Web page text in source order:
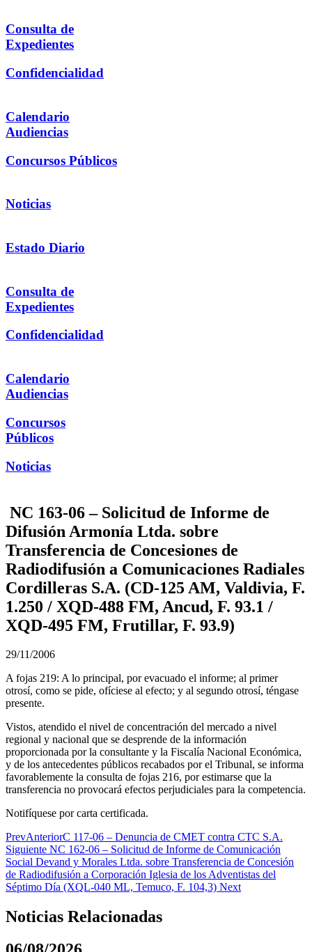
Consulta de
Expedientes
Confidencialidad
Calendario
Audiencias
Concursos Públicos
Noticias
Estado Diario
Consulta de
Expedientes
Confidencialidad
Calendario
Audiencias
Concursos
Públicos
Noticias
NC 163-06 – Solicitud de Informe de
Difusión Armonía Ltda. sobre
Transferencia de Concesiones de
Radiodifusión a Comunicaciones Radiales
Cordilleras S.A. (CD-125 AM, Valdivia, F.
1.250 / XQD-488 FM, Ancud, F. 93.1 /
XQD-495 FM, Frutillar, F. 93.9)
29/11/2006
A fojas 219: A lo principal, por evacuado el informe; al primer
otrosí, como se pide, ofíciese al efecto; y al segundo otrosí, téngase
presente.
Vistos, atendido el nivel de concentración del mercado a nivel
regional y nacional que se desprende de la información
proporcionada por la consultante y la Fiscalía Nacional Económica,
y de los antecedentes públicos recabados por el Tribunal, se informa
favorablemente la consulta de fojas 216, por estimarse que la
transferencia no provocará efectos perjudiciales para la competencia.
Notifíquese por carta certificada.
PrevAnteriorC 117-06 – Denuncia de CMET contra CTC S.A.
Siguiente NC 162-06 – Solicitud de Informe de Comunicación
Social Devand y Morales Ltda. sobre Transferencia de Concesión
de Radiodifusión a Corporación Iglesia de los Adventistas del
Séptimo Día (XQL-040 ML, Temuco, F. 104,3) Next
Noticias Relacionadas